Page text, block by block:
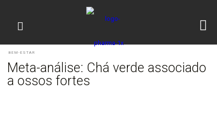
BEM-ESTAR
Meta-análise: Chá verde associado
a ossos fortes